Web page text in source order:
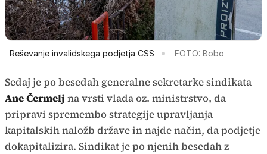
Reševanje invalidskega podjetja CSS FOTO: Bobo
Sedaj je po besedah generalne sekretarke sindikata
Ane Čermelj na vrsti vlada oz. ministrstvo, da
pripravi spremembo strategije upravljanja
kapitalskih naložb države in najde način, da podjetje
dokapitalizira. Sindikat je po njenih besedah z